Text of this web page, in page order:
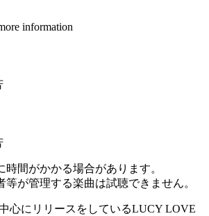
間がかかる場合があります。
が管理する楽曲は試聴できません。
心にリリースをしているLUCY LOVE